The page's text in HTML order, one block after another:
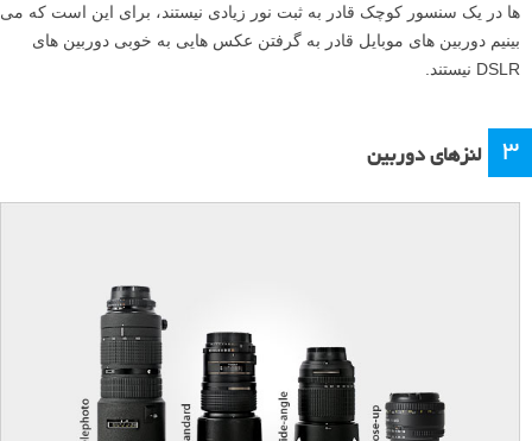
ها در یک سنسور کوچک قادر به ثبت نور زیادی نیستند، برای این است که می
بینیم دوربین های موبایل قادر به گرفتن عکس هایی به خوبی دوربین های
DSLR نیستند.
۳ لنزهای دوربین